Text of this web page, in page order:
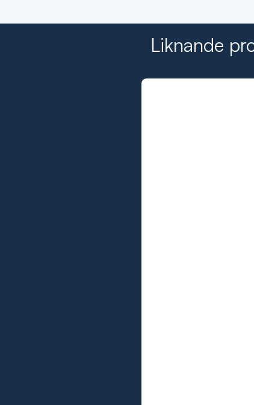
Liknande